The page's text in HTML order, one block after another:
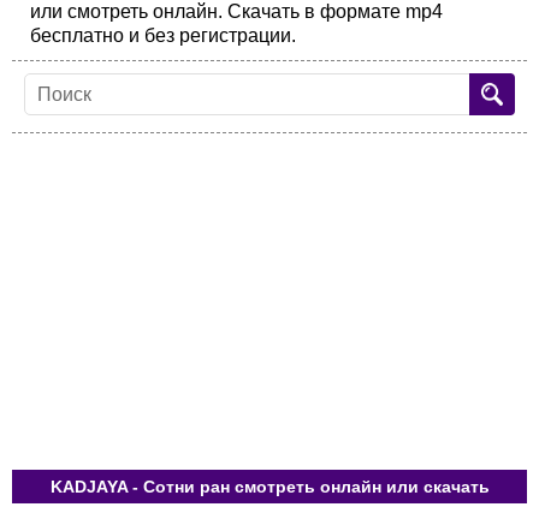
или смотреть онлайн. Скачать в формате mp4
бесплатно и без регистрации.
KADJAYA - Сотни ран смотреть онлайн или скачать